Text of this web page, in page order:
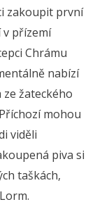
zakoupit první
v přízemí
Chrámu
nabízí
žateckého
mohou
viděli
piva si
taškách,